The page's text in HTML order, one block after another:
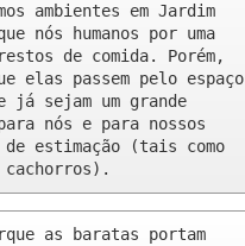
ambientes em Jardim
nós humanos por uma
de comida. Porém,
elas passem pelo espaço
já sejam um grande
nós e para nossos
de estimação (tais como
as baratas portam